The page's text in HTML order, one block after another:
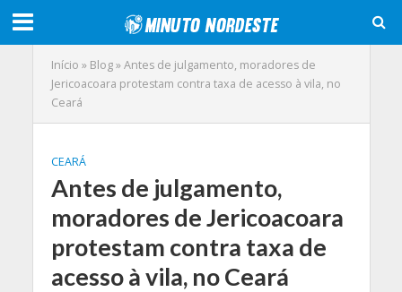
Início » Blog»Antes de julgamento, moradores de
Jericoacoara protestam contra taxa de acesso à vila, no
Ceará
CEARÁ
Antes de julgamento,
moradores de Jericoacoara
protestam contra taxa de
acesso à vila, no Ceará